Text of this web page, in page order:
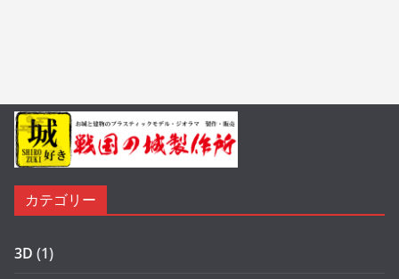
カテゴリー
3D (1)